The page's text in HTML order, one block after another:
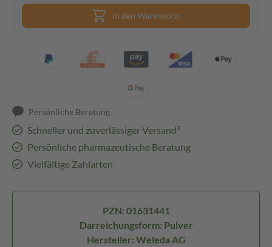
In den Warenkorb
Persönliche Beratung
Schneller und zuverlässiger Versand³
Persönliche pharmazeutische Beratung
Vielfältige Zahlarten
PZN: 01631441
Darreichungsform: Pulver
Hersteller: Weleda AG